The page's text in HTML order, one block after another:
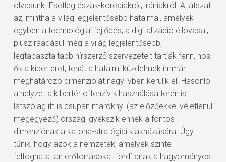
olvasunk. Esetleg észak-koreaiakról, irániakról. A látszat
az, mintha a világ legjelentősebb hatalmai, amelyek
egyben a technológiai fejlődés, a digitalizáció éllovasai,
plusz ráadásul még a világ legjelentősebb,
legtapasztaltabb hírszerző szervezeteit tartják fenn, nos
ők a kiberteret, tehát a hatalmi küzdelmek immár
meghatározó dimenzióját nagy ívben kerülik el. Hasonló
a helyzet a kibertér offenzív kihasználása terén is:
látszólag itt is csupán maroknyi (az előzőekkel véletlenül
megegyező) ország igyekszik ennek a fontos
dimenziónak a katona-stratégiai kiaknázására. Úgy
tűnik, hogy azok a nemzetek, amelyek szinte
felfoghatatlan erőforrásokat fordítanak a hagyományos